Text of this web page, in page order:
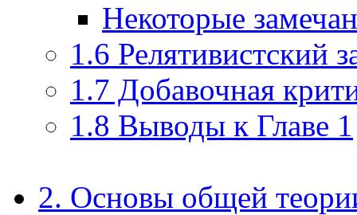
Некоторые
1.6 Релятивистский
1.7 Добавочная
1.8 Выводы к Главе 1
2. Основы общей